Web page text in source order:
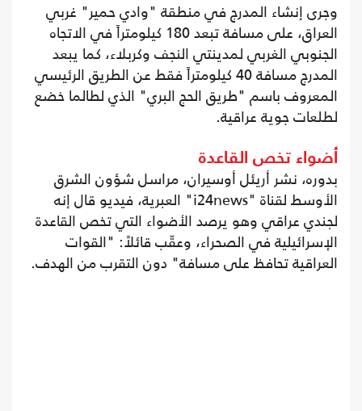
وجرى إنشاء المدرج في منطقة "وادي حمير" غربي
العراق، على مسافة تبعد 180 كيلومتراً في الاتجاه
الجنوبي الغربي لمدينتي النجف وكربلاء، كما يبعد
المدرج مسافة 40 كيلومتراً فقط عن الطريق الرئيسي
المعروف باسم "طريق الحج البري" الذي لطالما خضع
لطلعات جوية عراقية.
أضواء تخص القاعدة
بدوره، نشر أريئل أوسيران، مراسل شؤون الشرق
الأوسط لقناة "i24news" العبرية، فيديو قال إنه
لجندي عراقي وهو يرصد الأضواء التي تخص القاعدة
الإسرائيلية في الصحراء، وعقّب قائلاً: "القوات
العراقية تحافظ على مسافة" دون التقرب من الهدف.